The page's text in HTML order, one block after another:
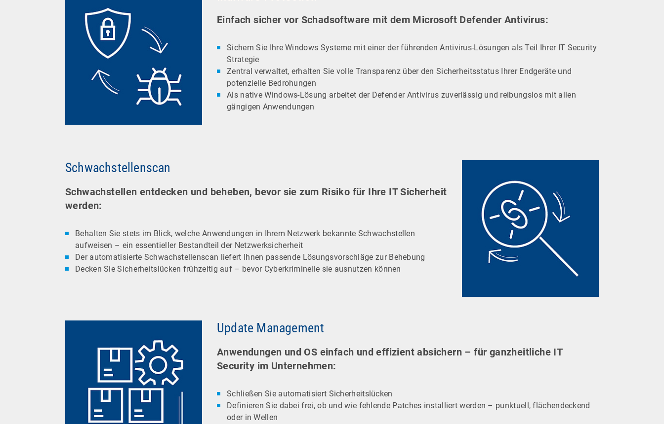
Einfach sicher vor Schadsoftware mit dem Microsoft Defender Antivirus:
Sichern Sie Ihre Windows Systeme mit einer der führenden Antivirus-Lösungen als Teil Ihrer IT Security
Strategie
Zentral verwaltet, erhalten Sie volle Transparenz über den Sicherheitsstatus Ihrer Endgeräte und
potenzielle Bedrohungen
Als native Windows-Lösung arbeitet der Defender Antivirus zuverlässig und reibungslos mit allen
gängigen Anwendungen
Schwachstellenscan
Schwachstellen entdecken und beheben, bevor sie zum Risiko für Ihre IT Sicherheit
werden:
Behalten Sie stets im Blick, welche Anwendungen in Ihrem Netzwerk bekannte Schwachstellen
aufweisen – ein essentieller Bestandteil der Netzwerksicherheit
Der automatisierte Schwachstellenscan liefert Ihnen passende Lösungsvorschläge zur Behebung
Decken Sie Sicherheitslücken frühzeitig auf – bevor Cyberkriminelle sie ausnutzen können
Update Management
Anwendungen und OS einfach und effizient absichern – für ganzheitliche IT
Security im Unternehmen:
Schließen Sie automatisiert Sicherheitslücken
Definieren Sie dabei frei, ob und wie fehlende Patches installiert werden – punktuell, flächendeckend
oder in Wellen